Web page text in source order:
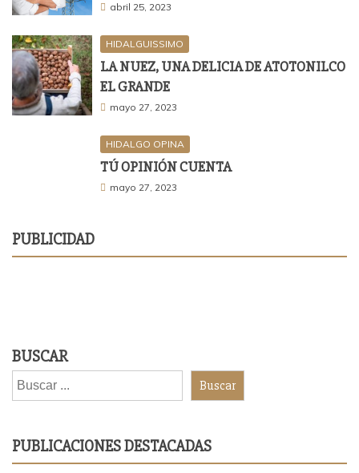
abril 25, 2023
HIDALGUISSIMO
LA NUEZ, UNA DELICIA DE ATOTONILCO
EL GRANDE
mayo 27, 2023
HIDALGO OPINA
TÚ OPINIÓN CUENTA
mayo 27, 2023
PUBLICIDAD
BUSCAR
Buscar
PUBLICACIONES DESTACADAS